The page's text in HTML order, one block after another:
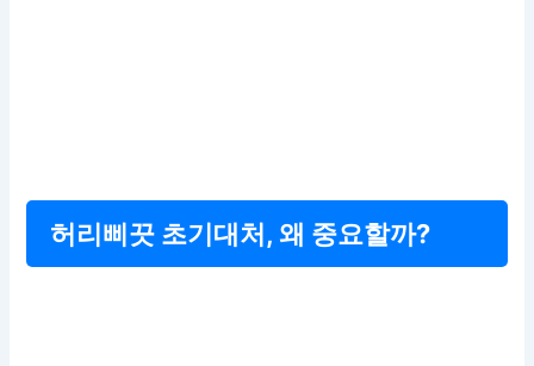
허리삐끗 초기대처, 왜 중요할까?